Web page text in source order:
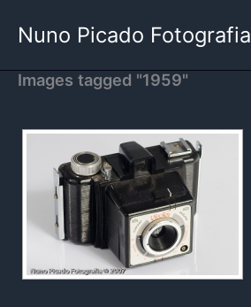
Nuno Picado Fotografia
Images tagged "1959"